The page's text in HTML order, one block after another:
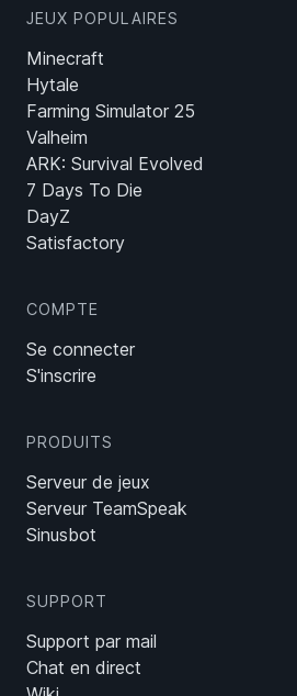
JEUX POPULAIRES
Minecraft
Hytale
Farming Simulator 25
Valheim
ARK: Survival Evolved
7 Days To Die
DayZ
Satisfactory
COMPTE
Se connecter
S'inscrire
PRODUITS
Serveur de jeux
Serveur TeamSpeak
Sinusbot
SUPPORT
Support par mail
Chat en direct